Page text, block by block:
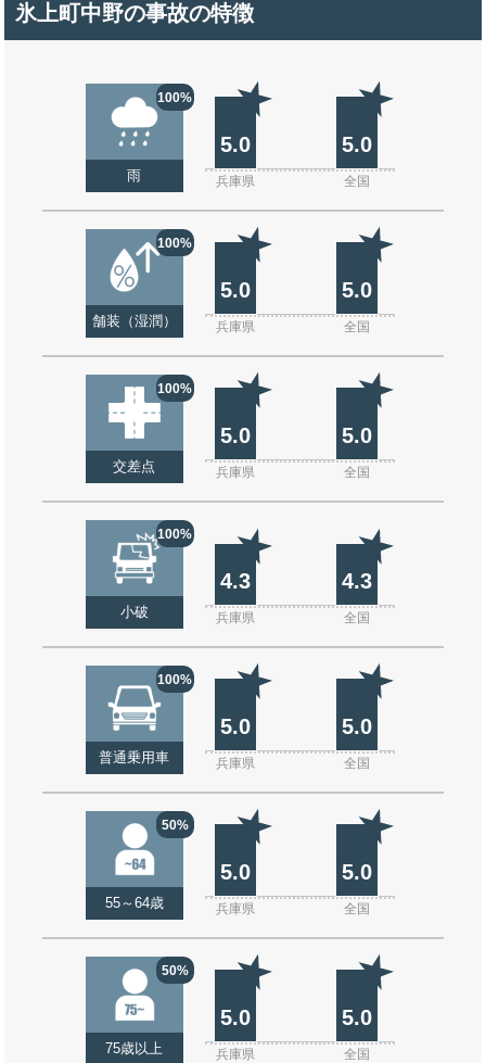
氷上町中野の事故の特徴
100%
雨
5.0 5.0
兵庫県 全国
100%
舗装（湿潤）
5.0 5.0
兵庫県 全国
100%
交差点
5.0 5.0
兵庫県 全国
100%
小破
4.3 4.3
兵庫県 全国
100%
普通乗用車
5.0 5.0
兵庫県 全国
50%
55～64歳
5.0 5.0
兵庫県 全国
50%
75歳以上
5.0 5.0
兵庫県 全国